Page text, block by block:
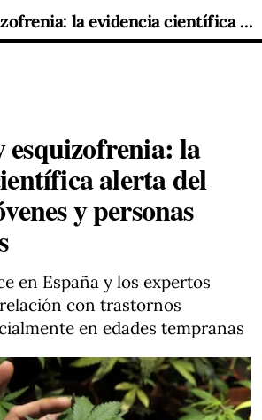
Cannabis y esquizofrenia: la evidencia científica alerta del riesgo en jóvenes y personas vulnerables
esquizofrenia: la
alerta del
y personas
en España y los expertos
con trastornos
en edades tempranas